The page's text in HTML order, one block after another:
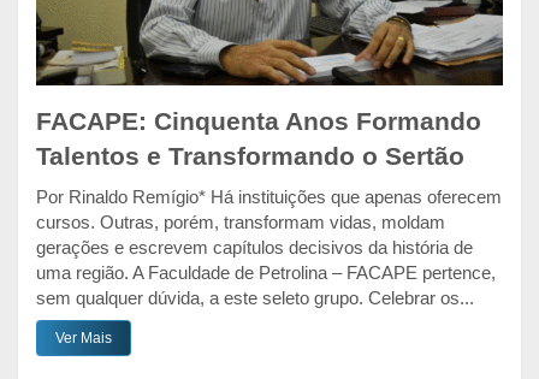
FACAPE: Cinquenta Anos Formando
Talentos e Transformando o Sertão
Por Rinaldo Remígio* Há instituições que apenas oferecem
cursos. Outras, porém, transformam vidas, moldam
gerações e escrevem capítulos decisivos da história de
uma região. A Faculdade de Petrolina – FACAPE pertence,
sem qualquer dúvida, a este seleto grupo. Celebrar os...
Ver Mais